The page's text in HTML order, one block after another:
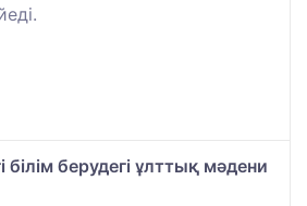
білім берудегі ұлттық мәдени